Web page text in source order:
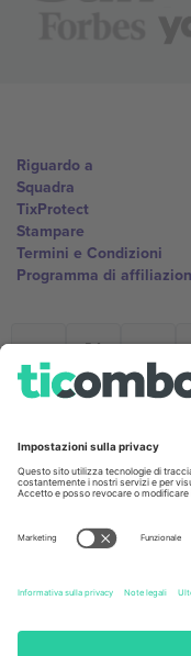
Riguardo a
Squadra
TixProtect
Stampare
Termini e Condizioni
Programma di
Ticombo Italia
Mimi Balkanska 132,
base alla località,
pagina specifica